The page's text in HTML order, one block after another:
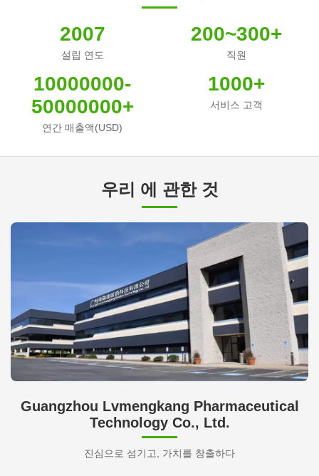
2007
설립 연도
200~300+
직원
10000000-
50000000+
연간 매출액(USD)
1000+
서비스 고객
우리 에 관한 것
Guangzhou Lvmengkang Pharmaceutical
Technology Co., Ltd.
진심으로 섬기고, 가치를 창출하다